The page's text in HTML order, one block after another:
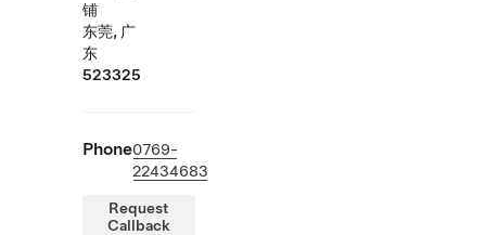
铺
东莞, 广
东
523325
Phone0769-
22434683
Request
Callback